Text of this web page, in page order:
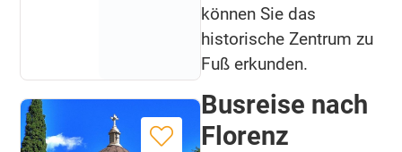
können Sie das
historische Zentrum zu
Fuß erkunden.
Busreise nach
Florenz